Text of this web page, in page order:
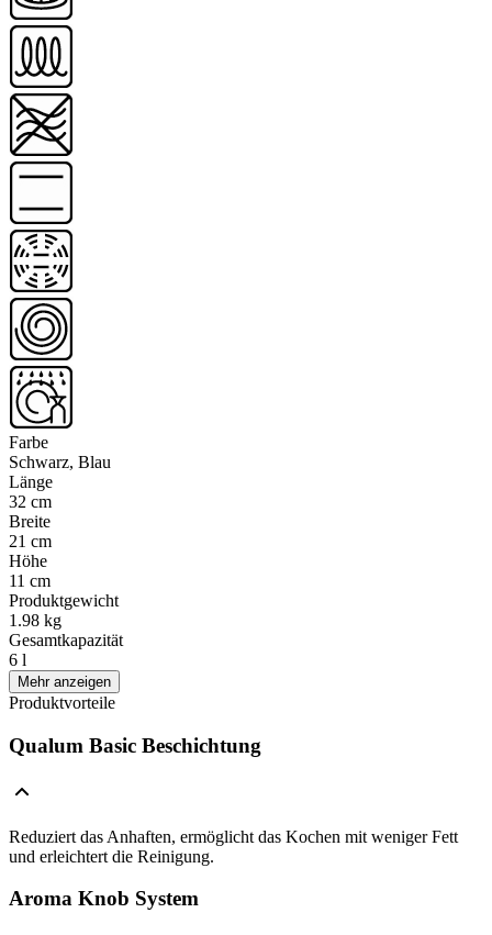
Farbe
Schwarz, Blau
Länge
32 cm
Breite
21 cm
Höhe
11 cm
Produktgewicht
1.98 kg
Gesamtkapazität
6 l
Mehr anzeigen
Produktvorteile
Qualum Basic Beschichtung
Reduziert das Anhaften, ermöglicht das Kochen mit weniger Fett
und erleichtert die Reinigung.
Aroma Knob System